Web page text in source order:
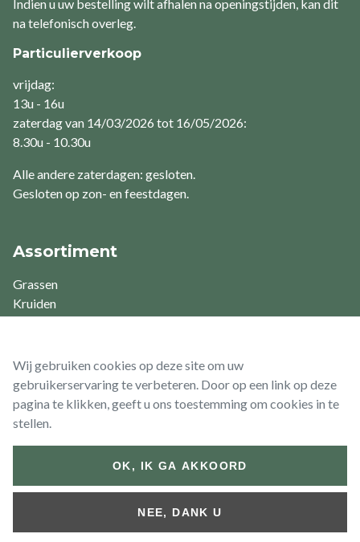
Indien u uw bestelling wilt afhalen na openingstijden, kan dit
na telefonisch overleg.
Particulierverkoop
vrijdag:
13u - 16u
zaterdag van 14/03/2026 tot 16/05/2026:
8.30u - 10.30u
Alle andere zaterdagen: gesloten.
Gesloten op zon- en feestdagen.
Assortiment
Grassen
Kruiden
Varens
Waterplanten
bottom
voorwaarden
Retour- &
Terugbetalingsbeleid
voorwaarden
Website byJolux Webdesign
Wij gebruiken cookies op deze site om uw
gebruikerservaring te verbeteren. Door op een link op deze
pagina te klikken, geeft u ons toestemming om cookies in te
stellen.
OK, IK GA AKKOORD
NEE, DANK U